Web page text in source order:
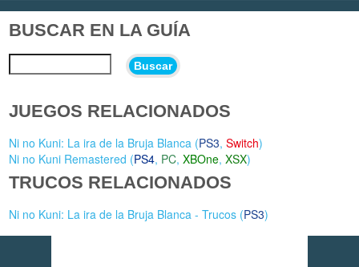
BUSCAR EN LA GUÍA
Buscar
JUEGOS RELACIONADOS
Ni no Kuni: La ira de la Bruja Blanca (PS3,Switch)
Ni no Kuni Remastered (PS4, PC,XBOne,XSX)
TRUCOS RELACIONADOS
Ni no Kuni: La ira de la Bruja Blanca - Trucos (PS3)